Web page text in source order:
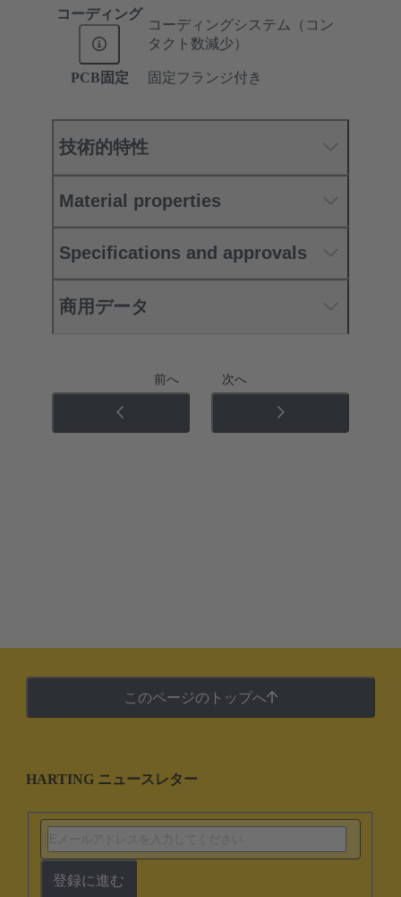
コーディング
コーディングシステム（コン
タクト数減少）
PCB固定 固定フランジ付き
技術的特性
Material properties
Specifications and approvals
商用データ
前へ 次へ
このページのトップへ
HARTING ニュースレター
登録に進む